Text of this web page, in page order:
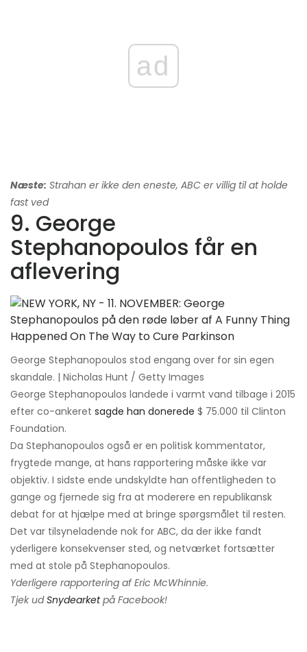
ad
Næste: Strahan er ikke den eneste, ABC er villig til at holde
fast ved
9. George
Stephanopoulos får en
aflevering
George Stephanopoulos stod engang over for sin egen
skandale. | Nicholas Hunt / Getty Images
George Stephanopoulos landede i varmt vand tilbage i 2015
efter co-ankeret sagde han donerede $ 75.000 til Clinton
Foundation.
Da Stephanopoulos også er en politisk kommentator,
frygtede mange, at hans rapportering måske ikke var
objektiv. I sidste ende undskyldte han offentligheden to
gange og fjernede sig fra at moderere en republikansk
debat for at hjælpe med at bringe spørgsmålet til resten.
Det var tilsyneladende nok for ABC, da der ikke fandt
yderligere konsekvenser sted, og netværket fortsætter
med at stole på Stephanopoulos.
Yderligere rapportering af Eric McWhinnie.
Tjek ud Snydearket på Facebook!